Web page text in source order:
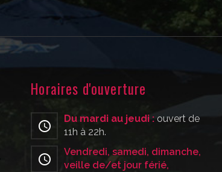
Horaires d'ouverture
Du mardi au jeudi :ouvert de
11h à 22h.
Vendredi, samedi, dimanche,
veille de/et jour férié,